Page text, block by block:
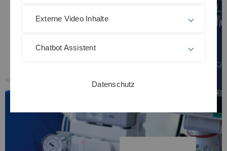
Externe Video Inhalte
Chatbot Assistent
Datenschutz